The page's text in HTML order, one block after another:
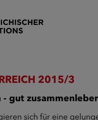
2015/3
gut
sich für eine